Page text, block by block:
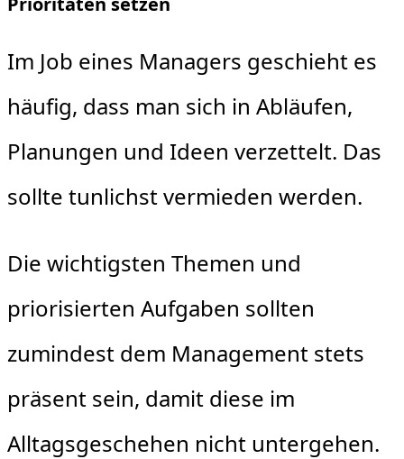
Im Job eines Managers geschieht es
häufig, dass man sich in Abläufen,
Planungen und Ideen verzettelt. Das
sollte tunlichst vermieden werden.
Die wichtigsten Themen und
priorisierten Aufgaben sollten
zumindest dem Management stets
präsent sein, damit diese im
Alltagsgeschehen nicht untergehen.